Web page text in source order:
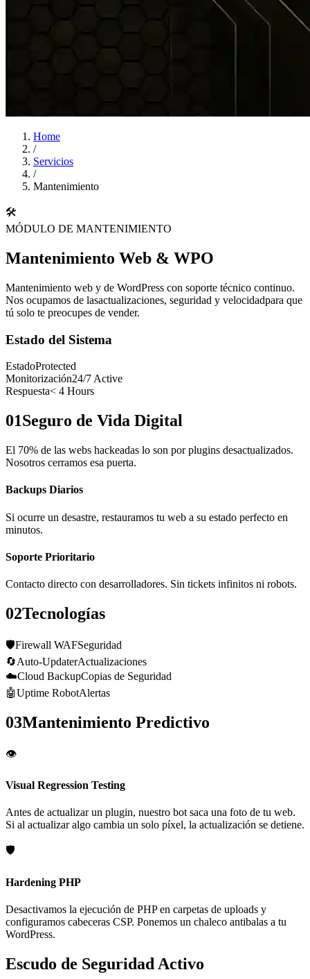
Home
/
Servicios
/
Mantenimiento
🛠️
MÓDULO DE MANTENIMIENTO
Mantenimiento Web & WPO
Mantenimiento web y de WordPress con soporte técnico continuo.
Nos ocupamos de lasactualizaciones, seguridad y velocidadpara que
tú solo te preocupes de vender.
Estado del Sistema
EstadoProtected
Monitorización24/7 Active
Respuesta< 4 Hours
01Seguro de Vida Digital
El 70% de las webs hackeadas lo son por plugins desactualizados.
Nosotros cerramos esa puerta.
Backups Diarios
Si ocurre un desastre, restauramos tu web a su estado perfecto en
minutos.
Soporte Prioritario
Contacto directo con desarrolladores. Sin tickets infinitos ni robots.
02Tecnologías
🛡️Firewall WAFSeguridad
🔄Auto-UpdaterActualizaciones
☁️Cloud BackupCopias de Seguridad
🤖Uptime RobotAlertas
03Mantenimiento Predictivo
👁️
Visual Regression Testing
Antes de actualizar un plugin, nuestro bot saca una foto de tu web.
Si al actualizar algo cambia un solo píxel, la actualización se detiene.
🛡️
Hardening PHP
Desactivamos la ejecución de PHP en carpetas de uploads y
configuramos cabeceras CSP. Ponemos un chaleco antibalas a tu
WordPress.
Escudo de Seguridad Activo